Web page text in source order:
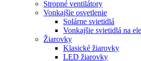
Stropné ventilátory
Vonkajšie osvetlenie
Solárne svietidlá
Vonkajšie svietidlá na
Žiarovky
Klasické žiarovky
LED žiarovky